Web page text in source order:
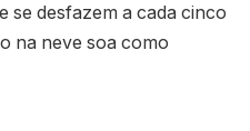
se desfazem a cada cinco
na neve soa como